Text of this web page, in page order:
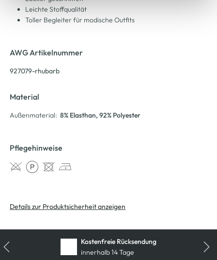
Leichte Stoffqualität
Toller Begleiter für modische Outfits
AWG Artikelnummer
927079-rhubarb
Material
Außenmaterial: 8% Elasthan, 92% Polyester
Pflegehinweise
Details zur Produktsicherheit anzeigen
Kostenfreie Rücksendung
innerhalb 14 Tage